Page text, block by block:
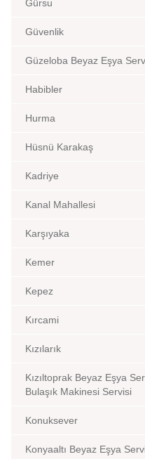
Gürsu
Güvenlik
Güzeloba Beyaz Eşya
Habibler
Hurma
Hüsnü Karakaş
Kadriye
Kanal Mahallesi
Karşıyaka
Kemer
Kepez
Kırcami
Kızılarık
Kızıltoprak Beyaz Eşya
Bulaşık Makinesi Servisi
Konuksever
Konyaaltı Beyaz Eşya